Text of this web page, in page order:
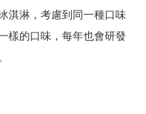
淇淋，考慮到同一種口味
樣的口味，每年也會研發